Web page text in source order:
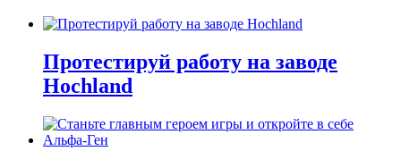
Протестируй работу на заводе
Hochland